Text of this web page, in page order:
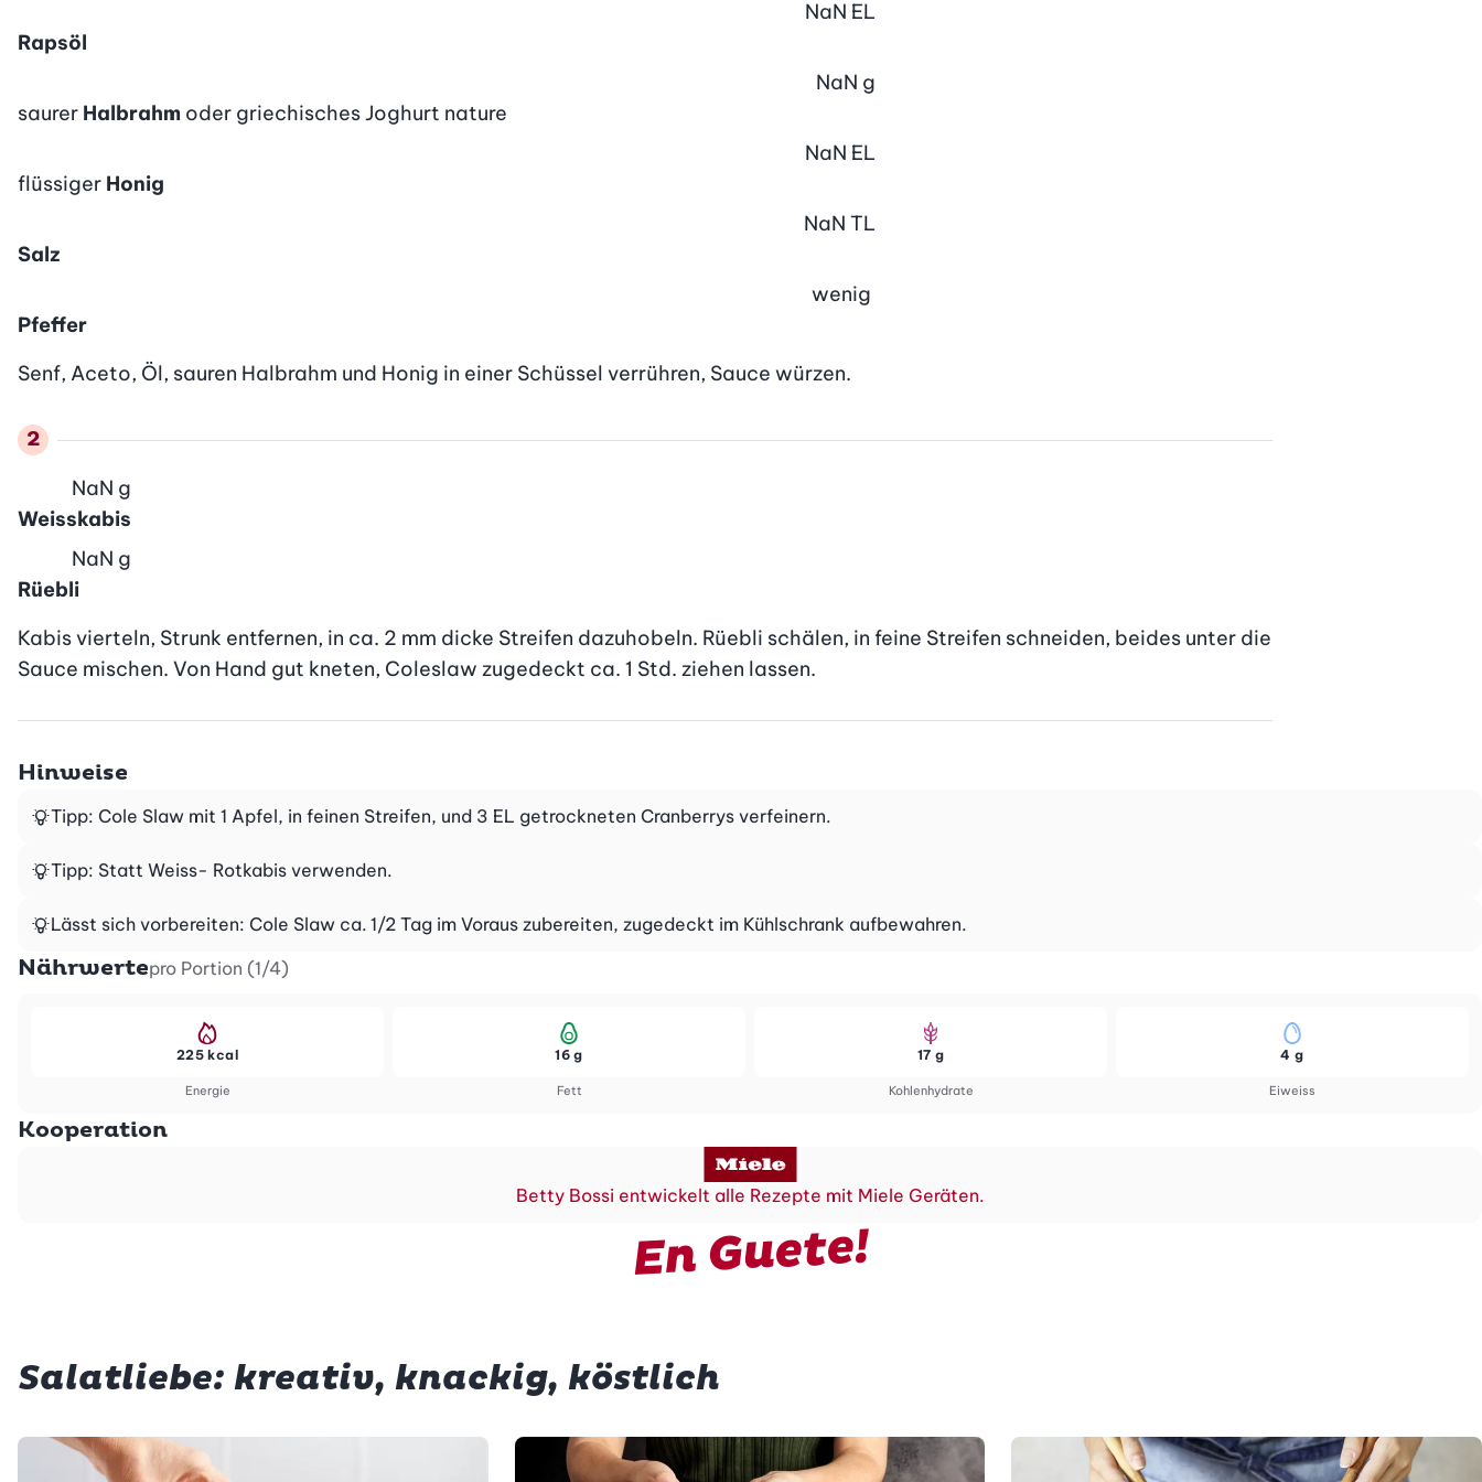
Rapsöl
NaN EL
saurer Halbrahm oder griechisches Joghurt nature
NaN g
flüssiger Honig
NaN EL
Salz
NaN TL
Pfeffer
wenig
Senf, Aceto, Öl, sauren Halbrahm und Honig in einer Schüssel verrühren, Sauce würzen.
Weisskabis
NaN g
Rüebli
NaN g
Kabis vierteln, Strunk entfernen, in ca. 2 mm dicke Streifen dazuhobeln. Rüebli schälen, in feine Streifen schneiden, beides unter die
Sauce mischen. Von Hand gut kneten, Coleslaw zugedeckt ca. 1 Std. ziehen lassen.
Hinweise
Tipp: Cole Slaw mit 1 Apfel, in feinen Streifen, und 3 EL getrockneten Cranberrys verfeinern.
Tipp: Statt Weiss- Rotkabis verwenden.
Lässt sich vorbereiten: Cole Slaw ca. 1/2 Tag im Voraus zubereiten, zugedeckt im Kühlschrank aufbewahren.
Nährwertepro Portion (1/4)
Energie
225 kcal
Fett
16 g
Kohlenhydrate
17 g
Eiweiss
4 g
Kooperation
Betty Bossi entwickelt alle Rezepte mit Miele Geräten.
En Guete!
Salatliebe: kreativ, knackig, köstlich